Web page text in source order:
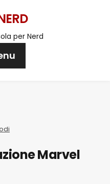
per Nerd
Marvel